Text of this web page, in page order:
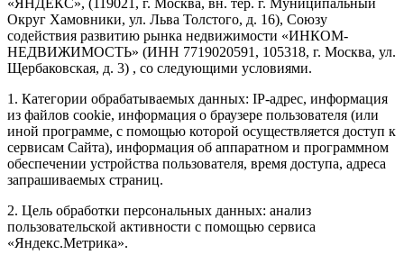
Округ Хамовники, ул. Льва Толстого, д. 16), Союзу
содействия развитию рынка недвижимости «ИНКОМ-
НЕДВИЖИМОСТЬ» (ИНН 7719020591, 105318, г. Москва, ул.
Щербаковская, д. 3) , со следующими условиями.
1. Категории обрабатываемых данных: IP-адрес, информация
из файлов cookie, информация о браузере пользователя (или
иной программе, с помощью которой осуществляется доступ к
сервисам Сайта), информация об аппаратном и программном
обеспечении устройства пользователя, время доступа, адреса
запрашиваемых страниц.
2. Цель обработки персональных данных: анализ
пользовательской активности с помощью сервиса
«Яндекс.Метрика».